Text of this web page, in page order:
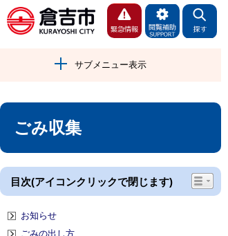
サブメニュー表示
ごみ収集
目次(アイコンクリックで閉じます)
お知らせ
ごみの出し方